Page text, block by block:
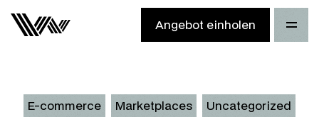
Angebot einholen
E-commerce Marketplaces Uncategorized